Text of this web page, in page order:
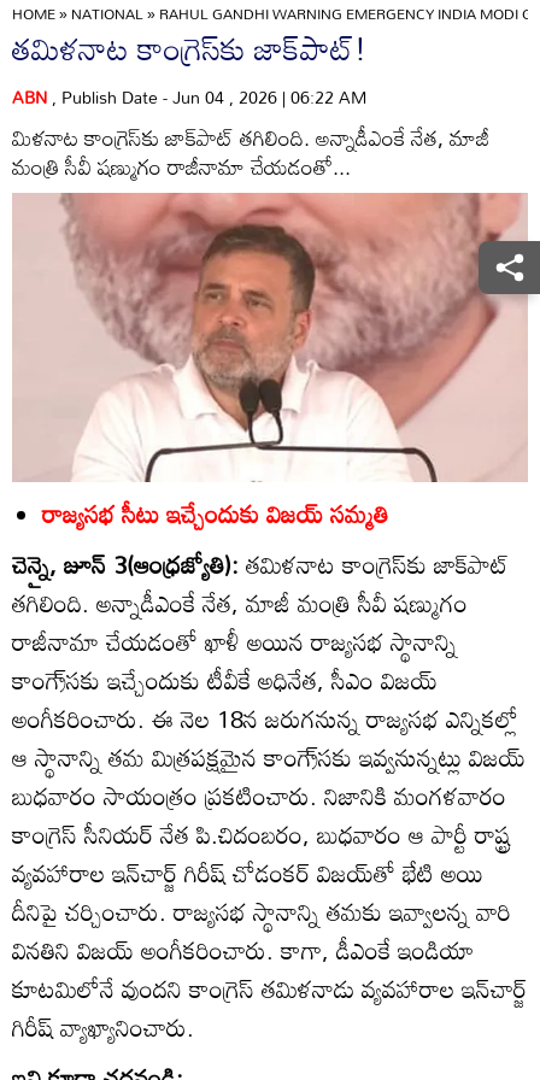
HOME»NATIONAL»RAHUL GANDHI WARNING EMERGENCY INDIA MODI
తమిళనాట కాంగ్రెస్‌కు జాక్‌పాట్‌!
ABN, Publish Date - Jun 04 , 2026 | 06:22 AM
మిళనాట కాంగ్రెస్‌కు జాక్‌పాట్‌ తగిలింది. అన్నాడీఎంకే నేత, మాజీ
మంత్రి సీవీ షణ్ముగం రాజీనామా చేయడంతో...
రాజ్యసభ సీటు ఇచ్చేందుకు విజయ్‌ సమ్మతి
చెన్నై, జూన్‌ 3(ఆంధ్రజ్యోతి):తమిళనాట కాంగ్రెస్‌కు జాక్‌పాట్‌
తగిలింది. అన్నాడీఎంకే నేత, మాజీ మంత్రి సీవీ షణ్ముగం
రాజీనామా చేయడంతో ఖాళీ అయిన రాజ్యసభ స్థానాన్ని
కాంగ్రె్‌సకు ఇచ్చేందుకు టీవీకే అధినేత, సీఎం విజయ్‌
అంగీకరించారు. ఈ నెల 18న జరుగనున్న రాజ్యసభ ఎన్నికల్లో
ఆ స్థానాన్ని తమ మిత్రపక్షమైన కాంగ్రె్‌సకు ఇవ్వనున్నట్లు విజయ్‌
బుధవారం సాయంత్రం ప్రకటించారు. నిజానికి మంగళవారం
కాంగ్రెస్‌ సీనియర్‌ నేత పి.చిదంబరం, బుధవారం ఆ పార్టీ రాష్ట్ర
వ్యవహారాల ఇన్‌చార్జ్‌ గిరీష్‌ చోడంకర్‌ విజయ్‌తో భేటి అయి
దీనిపై చర్చించారు. రాజ్యసభ స్థానాన్ని తమకు ఇవ్వాలన్న వారి
వినతిని విజయ్‌ అంగీకరించారు. కాగా, డీఎంకే ఇండియా
కూటమిలోనే వుందని కాంగ్రెస్‌ తమిళనాడు వ్యవహారాల ఇన్‌చార్జ్‌
గిరీష్‌ వ్యాఖ్యానించారు.